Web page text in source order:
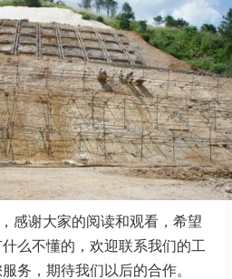
感谢大家的阅读和观看，希望
么不懂的，欢迎联系我们的工
务，期待我们以后的合作。